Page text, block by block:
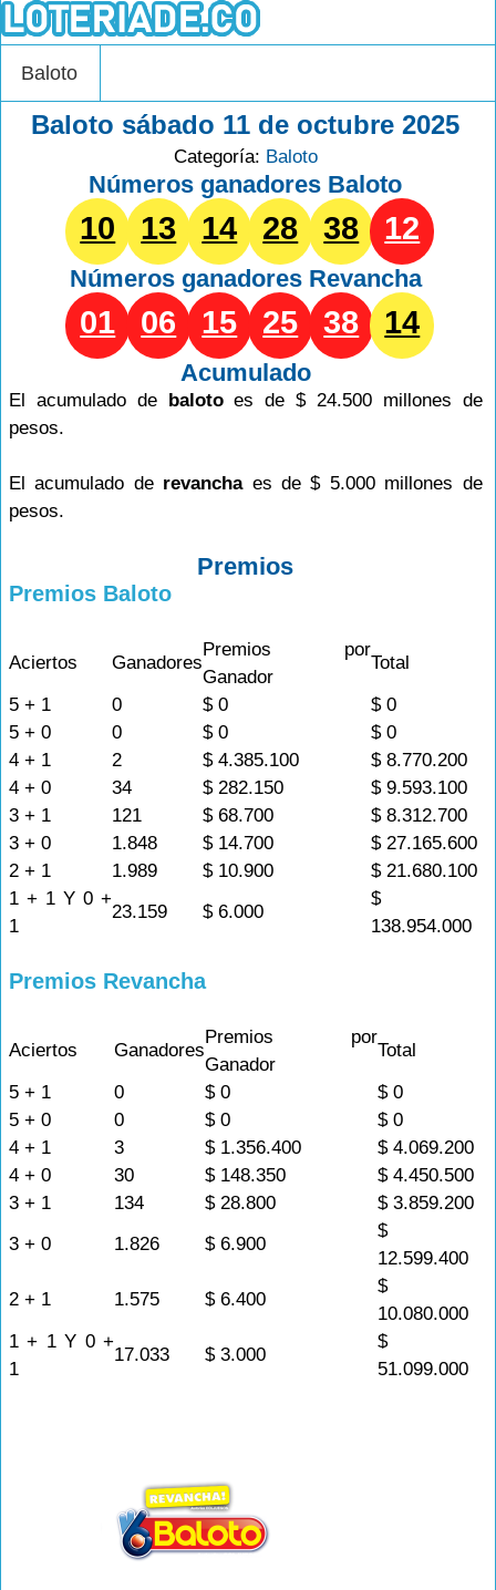
Baloto
Baloto sábado 11 de octubre 2025
Categoría: Baloto
Números ganadores Baloto
10 13 14 28 38 12
Números ganadores Revancha
01 06 15 25 38 14
Acumulado
El acumulado de balotoes de $ 24.500 millones de
pesos.
El acumulado de revanchaes de $ 5.000 millones de
pesos.
Premios
Premios Baloto
Aciertos Ganadores
Premios por
Ganador
Total
5 + 1
0 $ 0
$ 0
5 + 0
0 $ 0
$ 0
4 + 1
2 $ 4.385.100
$ 8.770.200
4 + 0
34 $ 282.150
$ 9.593.100
3 + 1
121 $ 68.700
$ 8.312.700
3 + 0
1.848 $ 14.700
$ 27.165.600
2 + 1
1.989 $ 10.900
$ 21.680.100
1 + 1 Y 0 +
1
23.159 $ 6.000
$
138.954.000
Premios Revancha
Aciertos Ganadores
Premios por
Ganador
Total
5 + 1
0 $ 0
$ 0
5 + 0
0 $ 0
$ 0
4 + 1
3 $ 1.356.400
$ 4.069.200
4 + 0
30 $ 148.350
$ 4.450.500
3 + 1
134 $ 28.800
$ 3.859.200
3 + 0
1.826 $ 6.900
$
12.599.400
2 + 1
1.575 $ 6.400
$
10.080.000
1 + 1 Y 0 +
1
17.033 $ 3.000
$
51.099.000